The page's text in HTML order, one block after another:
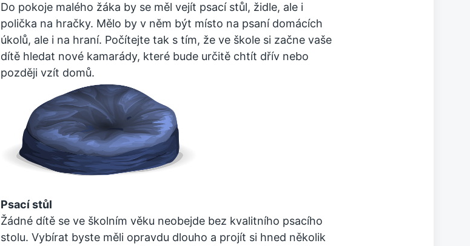
Do pokoje malého žáka by se měl vejít psací stůl, židle, ale i
polička na hračky. Mělo by v něm být místo na psaní domácích
úkolů, ale i na hraní. Počítejte tak s tím, že ve škole si začne vaše
dítě hledat nové kamarády, které bude určitě chtít dřív nebo
později vzít domů.
Psací stůl
Žádné dítě se ve školním věku neobejde bez kvalitního psacího
stolu. Vybírat byste měli opravdu dlouho a projít si hned několik